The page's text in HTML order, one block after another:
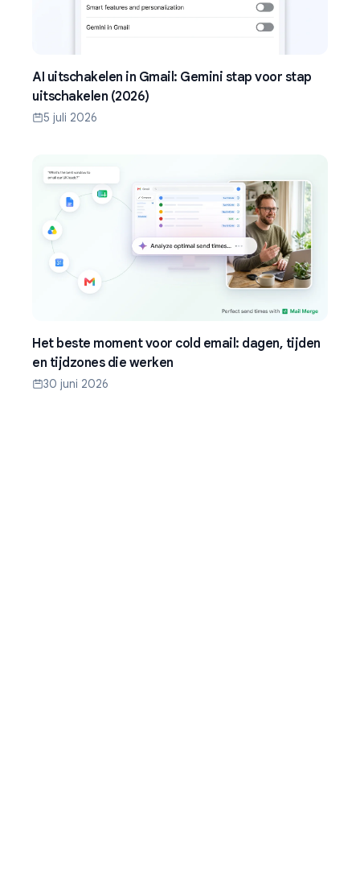
AI uitschakelen in Gmail: Gemini stap voor stap
uitschakelen (2026)
5 juli 2026
Het beste moment voor cold email: dagen, tijden
en tijdzones die werken
30 juni 2026